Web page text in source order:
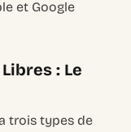
et Google
: Le
trois types de